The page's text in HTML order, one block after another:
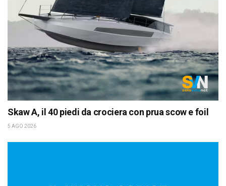
Skaw A, il 40 piedi da crociera con prua scow e foil
5 AGO 2026